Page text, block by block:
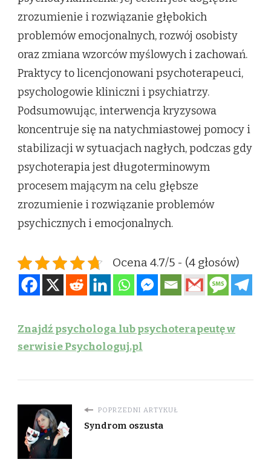
zrozumienie i rozwiązanie głębokich
problemów emocjonalnych, rozwój osobisty
oraz zmiana wzorców myślowych i zachowań.
Praktycy to licencjonowani psychoterapeuci,
psychologowie kliniczni i psychiatrzy.
Podsumowując, interwencja kryzysowa
koncentruje się na natychmiastowej pomocy i
stabilizacji w sytuacjach nagłych, podczas gdy
psychoterapia jest długoterminowym
procesem mającym na celu głębsze
zrozumienie i rozwiązanie problemów
psychicznych i emocjonalnych.
Ocena 4.7/5 - (4 głosów)
Znajdź psychologa lub psychoterapeutę w
serwisie Psychologuj.pl
POPRZEDNI ARTYKUŁ
Syndrom oszusta